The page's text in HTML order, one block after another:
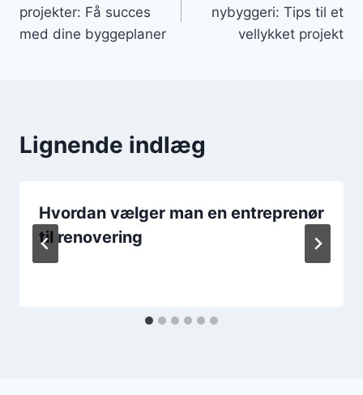
projekter: Få succes
med dine byggeplaner
nybyggeri: Tips til et
vellykket projekt
Lignende indlæg
Hvordan vælger man en entreprenør
til renovering